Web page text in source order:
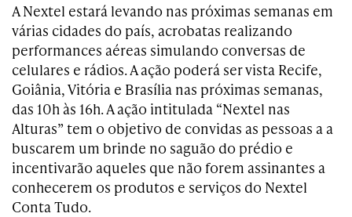
A Nextel estará levando nas próximas semanas em
várias cidades do país, acrobatas realizando
performances aéreas simulando conversas de
celulares e rádios. A ação poderá ser vista Recife,
Goiânia, Vitória e Brasília nas próximas semanas,
das 10h às 16h. A ação intitulada “Nextel nas
Alturas” tem o objetivo de convidas as pessoas a a
buscarem um brinde no saguão do prédio e
incentivarão aqueles que não forem assinantes a
conhecerem os produtos e serviços do Nextel
Conta Tudo.